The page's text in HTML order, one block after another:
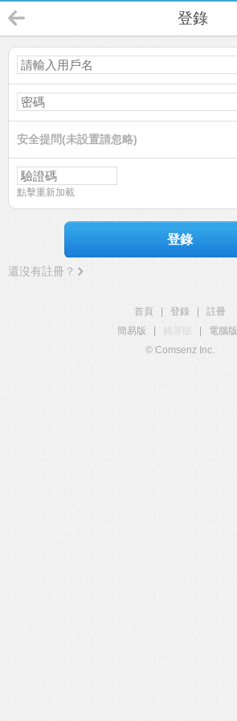
登錄
安全提問(未設置請忽略)
點擊重新加載
登錄
還沒有註冊？
首頁 登錄
註冊
簡易版
觸屏版 電腦版
© Comsenz Inc.